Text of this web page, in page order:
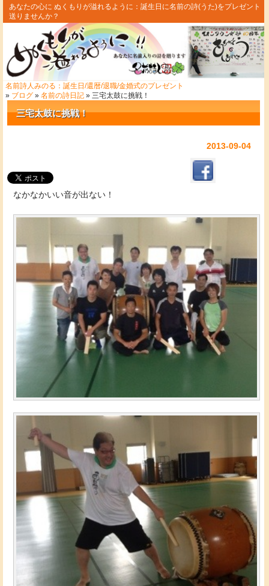
あなたの心に ぬくもりが溢れるように：誕生日に名前の詩(うた)をプレゼント
送りませんか？
名前詩人みのる：誕生日/還暦/退職/金婚式のプレゼント
» ブログ »名前の詩日記 » 三宅太鼓に挑戦！
三宅太鼓に挑戦！
2013-09-04
なかなかいい音が出ない！